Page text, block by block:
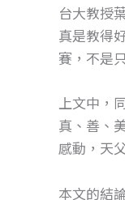
台大教授
真是教得
賽，不是
上文中，
真、善、
感動，天
本文的結